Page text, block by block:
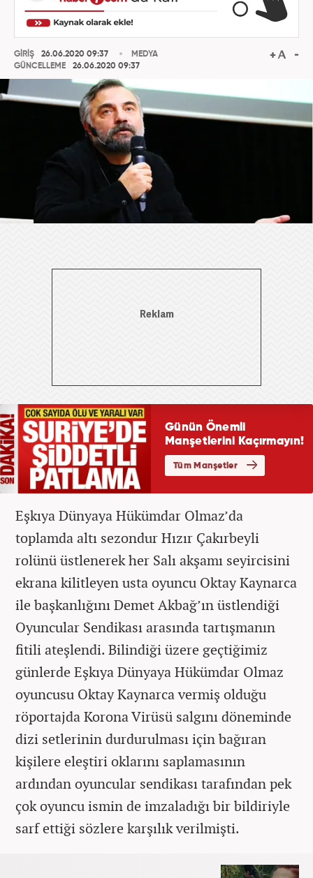
GİRİŞ
26.06.2020 09:37
GÜNCELLEME
26.06.2020 09:37
MEDYA
Eşkıya Dünyaya Hükümdar Olmaz’da
toplamda altı sezondur Hızır Çakırbeyli
rolünü üstlenerek her Salı akşamı seyircisini
ekrana kilitleyen usta oyuncu Oktay Kaynarca
ile başkanlığını Demet Akbağ’ın üstlendiği
Oyuncular Sendikası arasında tartışmanın
fitili ateşlendi. Bilindiği üzere geçtiğimiz
günlerde Eşkıya Dünyaya Hükümdar Olmaz
oyuncusu Oktay Kaynarca vermiş olduğu
röportajda Korona Virüsü salgını döneminde
dizi setlerinin durdurulması için bağıran
kişilere eleştiri oklarını saplamasının
ardından oyuncular sendikası tarafından pek
çok oyuncu ismin de imzaladığı bir bildiriyle
sarf ettiği sözlere karşılık verilmişti.